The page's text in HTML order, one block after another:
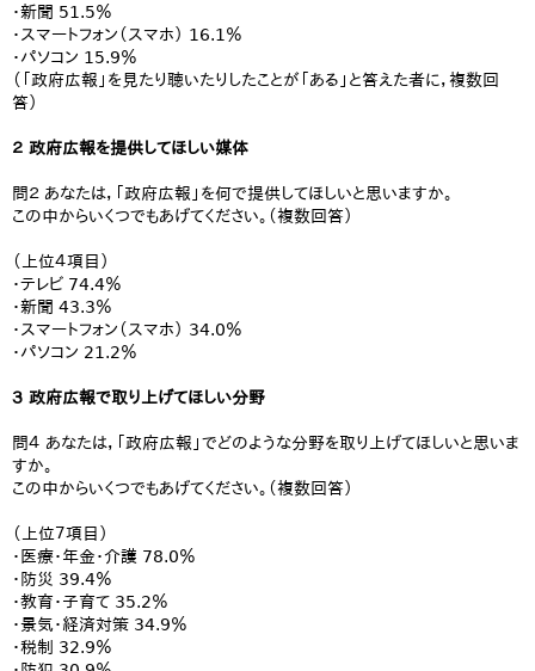
・新聞 51.5％
・スマートフォン（スマホ） 16.1％
・パソコン 15.9％
（「政府広報」を見たり聴いたりしたことが「ある」と答えた者に，複数回
答）
２ 政府広報を提供してほしい媒体
問２ あなたは，「政府広報」を何で提供してほしいと思いますか。
この中からいくつでもあげてください。（複数回答）
（上位４項目）
・テレビ 74.4％
・新聞 43.3％
・スマートフォン（スマホ） 34.0％
・パソコン 21.2％
３ 政府広報で取り上げてほしい分野
問４ あなたは，「政府広報」でどのような分野を取り上げてほしいと思いま
すか。
この中からいくつでもあげてください。（複数回答）
（上位７項目）
・医療・年金・介護 78.0％
・防災 39.4％
・教育・子育て 35.2％
・景気・経済対策 34.9％
・税制 32.9％